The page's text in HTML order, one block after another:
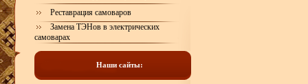
Реставрация самоваров
Замена ТЭНов в электрических
самоварах
Наши сайты: